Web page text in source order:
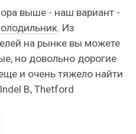
выше - наш вариант -
. Из
на рынке вы можете
но довольно дорогие
и очень тяжело найти
B, Thetford